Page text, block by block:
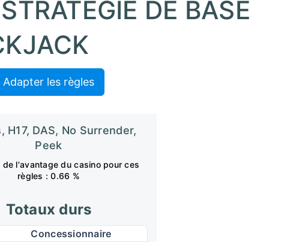
DE BASE
Adapter les règles
H17, DAS, No Surrender,
Peek
de l'avantage du casino pour ces
règles : 0.66 %
Totaux durs
Concessionnaire